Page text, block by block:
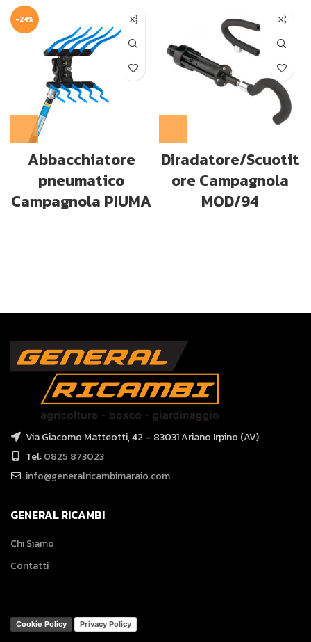
-24%
Abbacchiatore
pneumatico
Campagnola PIUMA
Diradatore/Scuotit
ore Campagnola
MOD/94
Via Giacomo Matteotti, 42 – 83031 Ariano Irpino (AV)
Tel:0825 873023
info@generalricambimaraio.com
GENERAL RICAMBI
Chi Siamo
Contatti
Cookie Policy Privacy Policy